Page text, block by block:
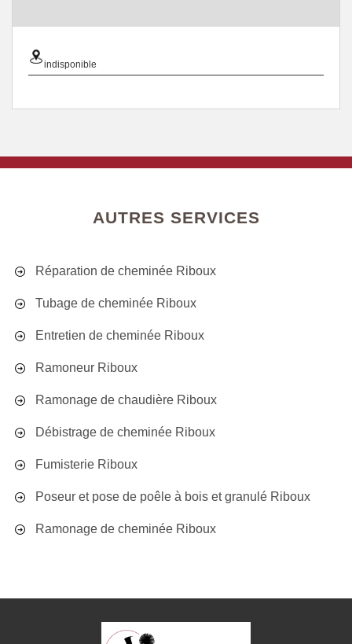
indisponible
AUTRES SERVICES
Réparation de cheminée Riboux
Tubage de cheminée Riboux
Entretien de cheminée Riboux
Ramoneur Riboux
Ramonage de chaudière Riboux
Débistrage de cheminée Riboux
Fumisterie Riboux
Poseur et pose de poêle à bois et granulé Riboux
Ramonage de cheminée Riboux